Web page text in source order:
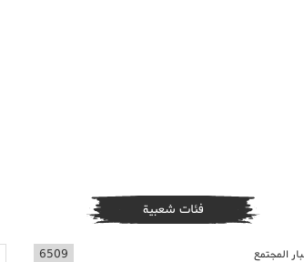
فئات شعبية
المجتمع 6509